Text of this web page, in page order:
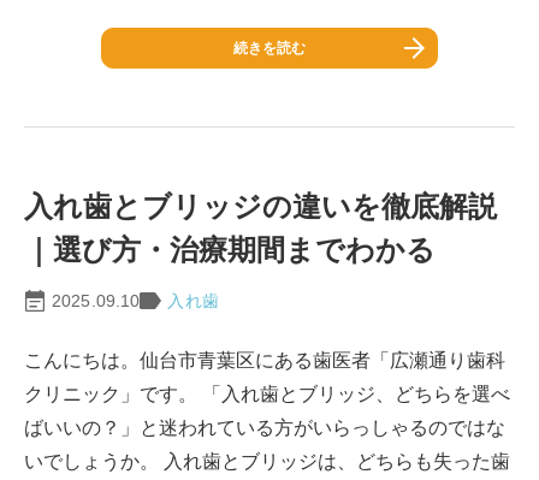
続きを読む
入れ歯とブリッジの違いを徹底解説
｜選び方・治療期間までわかる
2025.09.10 入れ歯
こんにちは。仙台市青葉区にある歯医者「広瀬通り歯科
クリニック」です。 「入れ歯とブリッジ、どちらを選べ
ばいいの？」と迷われている方がいらっしゃるのではな
いでしょうか。 入れ歯とブリッジは、どちらも失った歯